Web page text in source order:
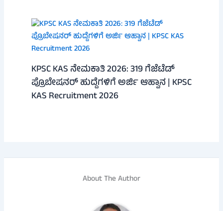
KPSC KAS ನೇಮಕಾತಿ 2026: 319 ಗೆಜೆಟೆಡ್
ಪ್ರೊಬೇಷನರ್ ಹುದ್ದೆಗಳಿಗೆ ಅರ್ಜಿ ಆಹ್ವಾನ | KPSC
KAS Recruitment 2026
About The Author